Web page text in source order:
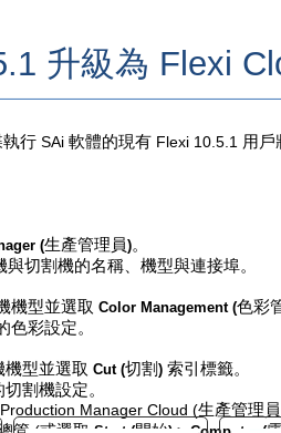
Utilities Homepage
Printer
升級為 Flexi
執行 SAi 軟體的現有 Flexi 10.5.1 用戶
(生產管理員)。
切割機的名稱、機型與連接埠。
機型並選取 Color Management (色彩
色彩設定。
型並選取 Cut (切割 ) 索引標籤。
割機設定。
Production Manager Cloud (生產管理員